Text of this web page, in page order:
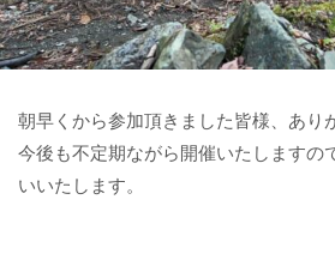
朝早くから参加頂きました皆様、あり
今後も不定期ながら開催いたしますの
いいたします。